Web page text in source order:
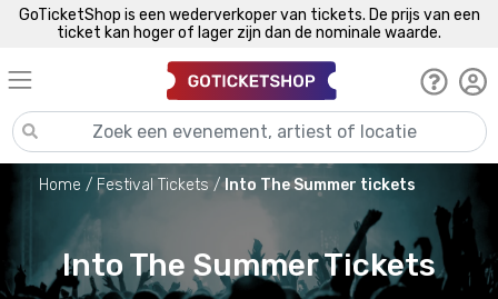
GoTicketShop is een wederverkoper van tickets. De prijs van een
ticket kan hoger of lager zijn dan de nominale waarde.
Home Festival Tickets Into The Summer tickets
Into The Summer Tickets